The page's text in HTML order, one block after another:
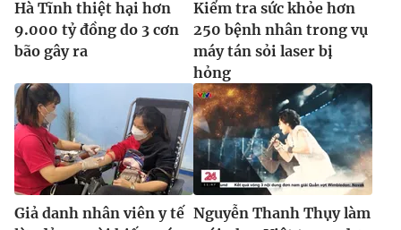
Ðiện thoại Thời báo VTV:024.66 897 897
Email:toasoan@vtv.vn
Liên hệ quảng cáo:
024-7300.7108
Hà Tĩnh thiệt hại hơn
9.000 tỷ đồng do 3 cơn
bão gây ra
Kiểm tra sức khỏe hơn
250 bệnh nhân trong vụ
máy tán sỏi laser bị
hỏng
Giả danh nhân viên y tế Nguyễn Thanh Thụy làm